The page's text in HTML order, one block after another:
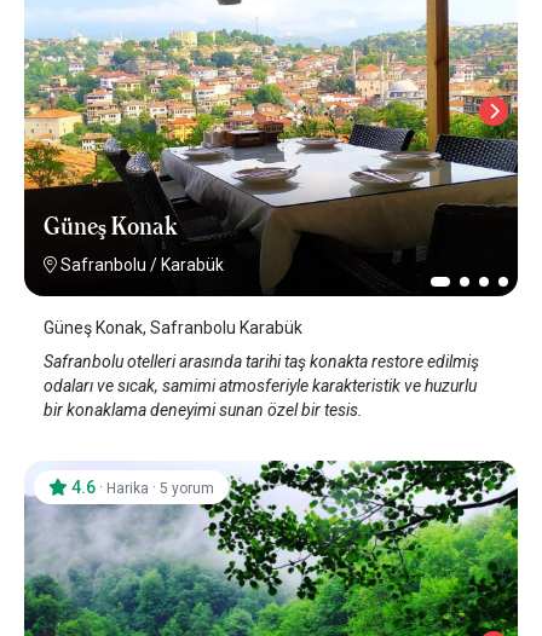
Güneş Konak
Safranbolu / Karabük
Güneş Konak, Safranbolu Karabük
Safranbolu otelleri arasında tarihi taş konakta restore edilmiş
odaları ve sıcak, samimi atmosferiyle karakteristik ve huzurlu
bir konaklama deneyimi sunan özel bir tesis.
4.6 · Harika · 5 yorum